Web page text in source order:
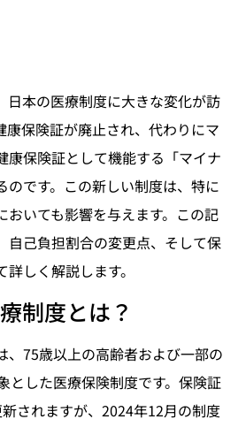
日本の医療制度に大きな変化が訪
康保険証が廃止され、代わりにマ
康保険証として機能する「マイナ
のです。この新しい制度は、特に
おいても影響を与えます。この記
自己負担割合の変更点、そして保
しく解説します。
制度とは？
、75歳以上の高齢者および一部の
とした医療保険制度です。保険証
されますが、2024年12月の制度